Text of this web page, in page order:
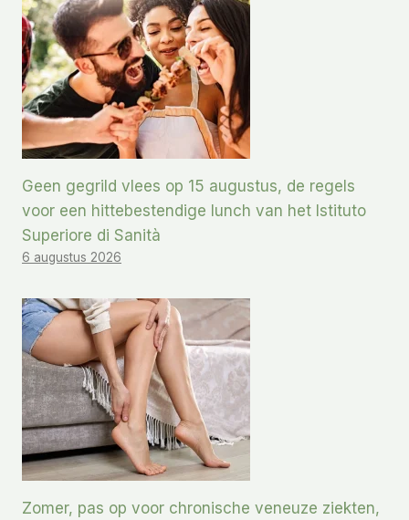
Geen gegrild vlees op 15 augustus, de regels
voor een hittebestendige lunch van het Istituto
Superiore di Sanità
6 augustus 2026
Zomer, pas op voor chronische veneuze ziekten,